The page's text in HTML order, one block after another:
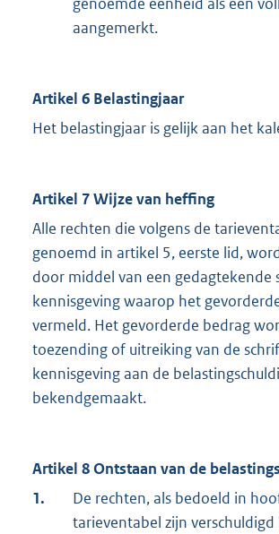
aangemerkt.
Artikel 6 Belastingjaar
Het belastingjaar is gelijk aan het
Artikel 7 Wijze van heffing
Alle rechten die volgens de
genoemd in artikel 5, eerste lid,
door middel van een gedagtekende
kennisgeving waarop het
vermeld. Het gevorderde bedrag
toezending of uitreiking van de
kennisgeving aan de
bekendgemaakt.
Artikel 8 Ontstaan van de
1.
De rechten, als bedoeld in
tarieventabel zijn